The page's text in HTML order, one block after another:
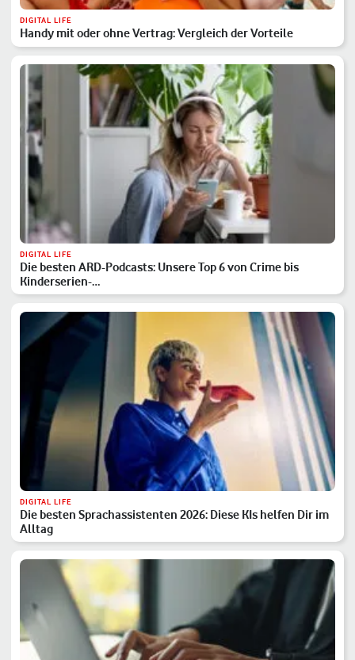
DIGITAL LIFE
Handy mit oder ohne Vertrag: Vergleich der Vorteile
DIGITAL LIFE
Die besten ARD-Podcasts: Unsere Top 6 von Crime bis
Kinderserien-…
DIGITAL LIFE
Die besten Sprachassistenten 2026: Diese KIs helfen Dir im
Alltag